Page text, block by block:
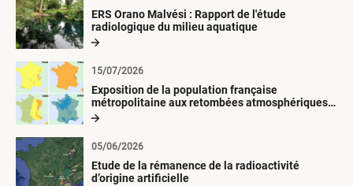
ERS Orano Malvési : Rapport de l'étude
radiologique du milieu aquatique
Exposition de la population française
métropolitaine aux retombées atmosphériques
radioactives depuis 1945
15/07/2026
Etude de la rémanence de la radioactivité
d’origine artificielle
05/06/2026